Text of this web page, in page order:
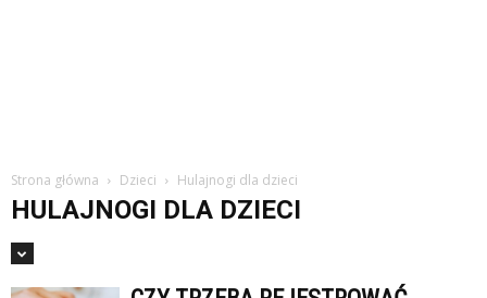
Strona główna Dzieci Hulajnogi dla dzieci
HULAJNOGI DLA DZIECI